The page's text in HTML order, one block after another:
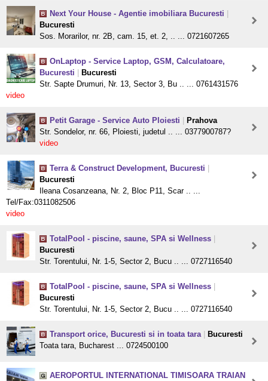
Next Your House - Agentie imobiliara Bucuresti
Bucuresti
Sos. Morarilor, nr. 2B, cam. 15, et. 2, .. ... 0721607265
OnLaptop - Service Laptop, GSM, Calculatoare,
Bucuresti
Bucuresti
Str. Sapte Drumuri, Nr. 13, Sector 3, Bu .. ... 0761431576
video
Petit Garage - Service Auto Ploiesti
Prahova
Str. Sondelor, nr. 66, Ploiesti, judetul .. ... 0377900787?
video
Terra & Construct Development, Bucuresti
Bucuresti
Ileana Cosanzeana, Nr. 2, Bloc P11, Scar .. ...
Tel/Fax:0311082506
video
TotalPool - piscine, saune, SPA si Wellness
Bucuresti
Str. Torentului, Nr. 1-5, Sector 2, Bucu .. ... 0727116540
TotalPool - piscine, saune, SPA si Wellness
Bucuresti
Str. Torentului, Nr. 1-5, Sector 2, Bucu .. ... 0727116540
Transport orice, Bucuresti si in toata tara
Bucuresti
Toata tara, Bucharest ... 0724500100
AEROPORTUL INTERNATIONAL TIMISOARA TRAIAN